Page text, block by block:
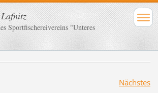
Sportfischereivereins "Unteres
Nächstes